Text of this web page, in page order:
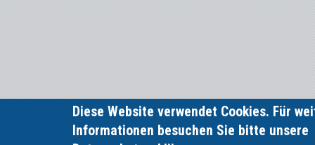
Diese Website verwendet Cookies. Für
Informationen besuchen Sie bitte unsere